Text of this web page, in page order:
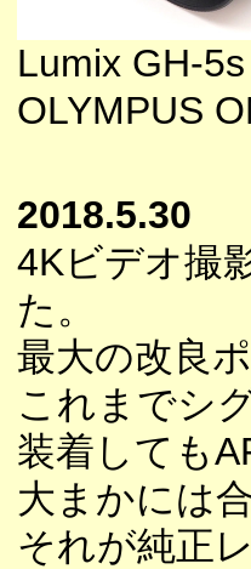
Lumix GH-
OLYMPUS
2018.5.30
4Kビデオ撮
た。
最大の改良
これまでシ
装着しても
大まかには
それが純正